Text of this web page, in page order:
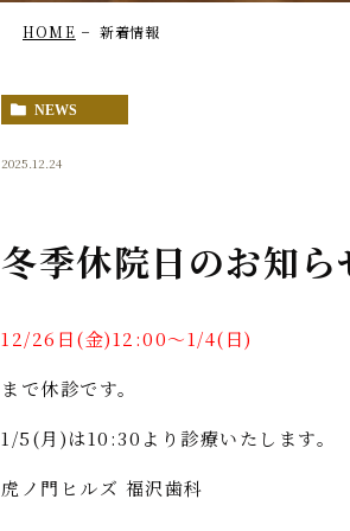
HOME 新着情報
NEWS
2025.12.24
冬季休院日のお知ら
12/26日(金)12:00～1/4(日)
まで休診です。
1/5(月)は10:30より診療いたします。
虎ノ門ヒルズ 福沢歯科